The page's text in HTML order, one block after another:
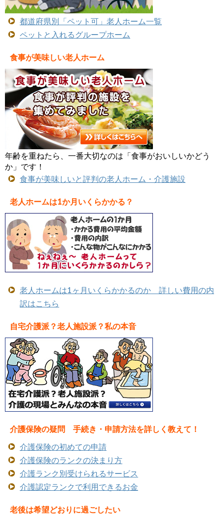
都道府県別「ペット可」老人ホーム一覧
ペットと入れるグループホーム
食事が美味しい老人ホーム
年齢を重ねたら、一番大切なのは「食事がおいしいかどう
か」です！
食事が美味しいと評判の老人ホーム・介護施設
老人ホームは1か月いくらかかる？
老人ホームは1ヶ月いくらかかるのか 詳しい費用の内
訳はこちら
自宅介護派？老人施設派？私の本音
介護保険の疑問 手続き・申請方法を詳しく教えて！
介護保険の初めての申請
介護保険のランクの決まり方
介護ランク別受けられるサービス
介護認定ランクで利用できるお金
老後は希望どおりに過ごしたい